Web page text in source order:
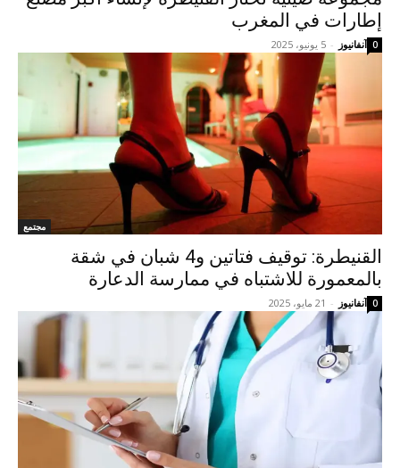
إطارات في المغرب
آنفانيوز - 5 يونيو، 2025 0
مجتمع
القنيطرة: توقيف فتاتين و4 شبان في شقة
بالمعمورة للاشتباه في ممارسة الدعارة
آنفانيوز - 21 مايو، 2025 0